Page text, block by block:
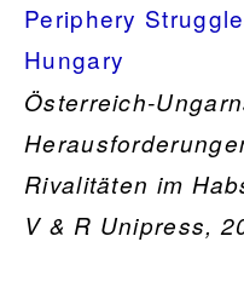
Periphery
Hungary
Österreich-
Rivalitäten im
V & R Unipress,